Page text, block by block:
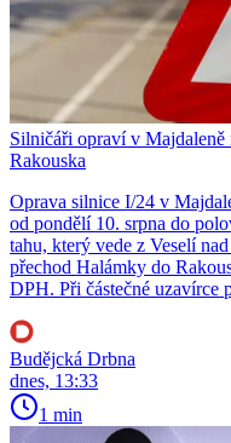
Silničáři opraví v
Rakouska
Oprava silnice I/24 v
od pondělí 10. srpna do
tahu, který vede z Veselí
přechod Halámky do
DPH. Při částečné uzavírce
Budějcká Drbna
dnes, 13:33
1 min